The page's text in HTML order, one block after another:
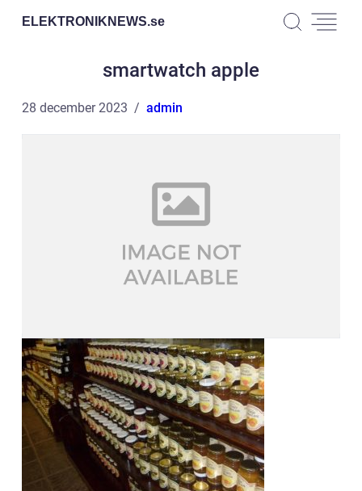
ELEKTRONIKNEWS.se
smartwatch apple
28 december 2023 admin